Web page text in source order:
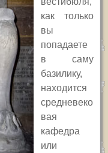
как только
вы
попадаете
в саму
базилику,
находится
средневеко
вая
кафедра
или